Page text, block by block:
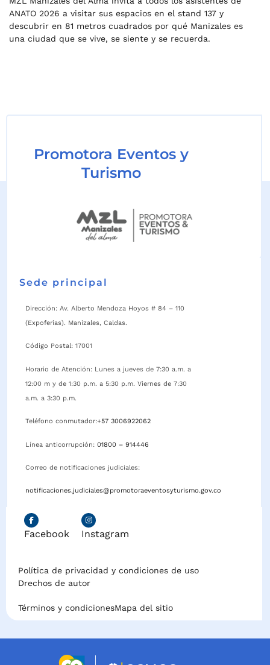
ANATO 2026 a visitar sus espacios en el stand 137 y
descubrir en 81 metros cuadrados por qué Manizales es
una ciudad que se vive, se siente y se recuerda.
Promotora Eventos y
Turismo
Sede principal
Dirección: Av. Alberto Mendoza Hoyos # 84 – 110
(Expoferias). Manizales, Caldas.
Código Postal: 17001
Horario de Atención: Lunes a jueves de 7:30 a.m. a
12:00 m y de 1:30 p.m. a 5:30 p.m. Viernes de 7:30
a.m. a 3:30 p.m.
Teléfono conmutador:+57 3006922062
Línea anticorrupción: 01800 – 914446
Correo de notificaciones judiciales:
notificaciones.judiciales@promotoraeventosyturismo.gov.co
Facebook Instagram
Política de privacidad y condiciones de uso
Drechos de autor
Términos y condicionesMapa del sitio